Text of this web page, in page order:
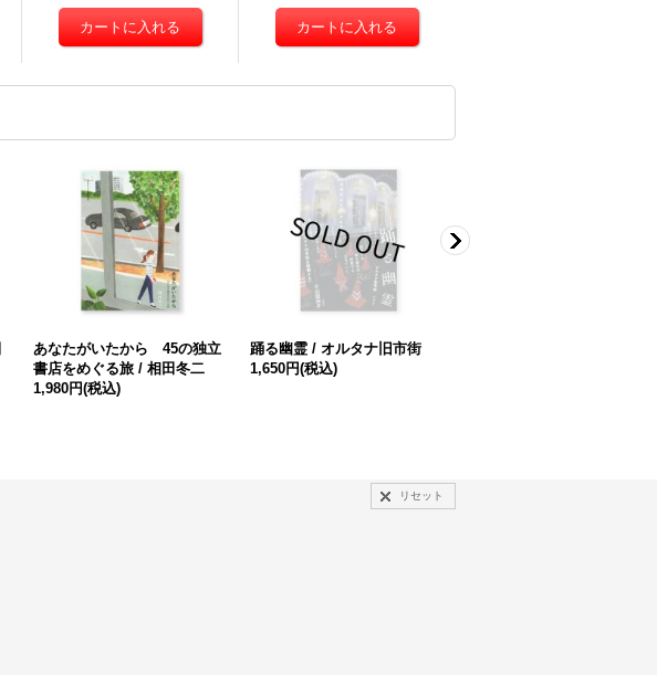
あなたがいたから 45の独立
書店をめぐる旅 / 相田冬二
1,980円(税込)
踊る幽霊 / オルタナ旧市街
1,650円(税込)
リセット